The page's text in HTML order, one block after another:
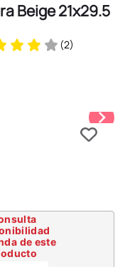
Beige 21x29.5
(2)
de este